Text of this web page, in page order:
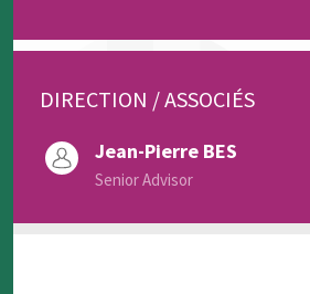
DIRECTION / ASSOCIÉS
Jean-Pierre BES
Senior Advisor